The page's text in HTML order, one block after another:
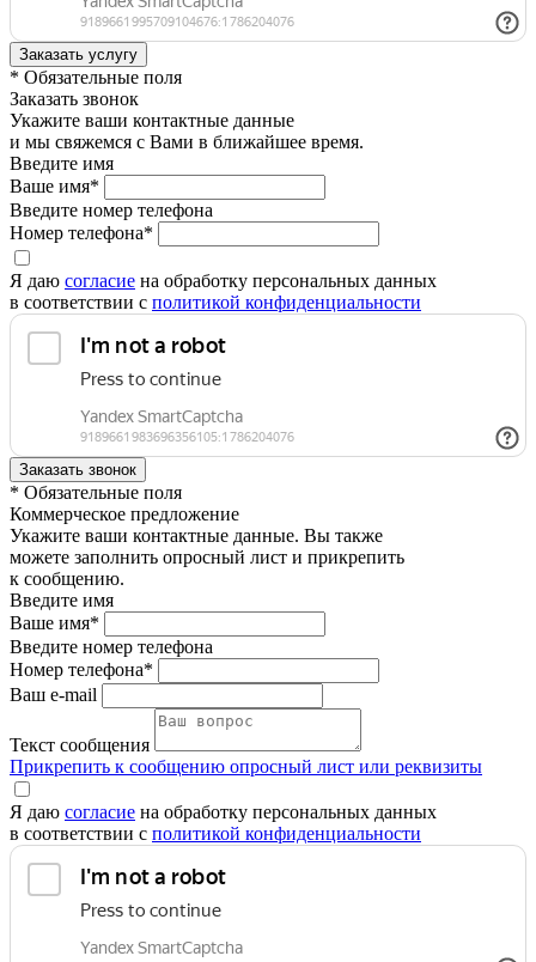
* Обязательные поля
Заказать звонок
Укажите ваши контактные данные
и мы свяжемся с Вами в ближайшее время.
Введите имя
Ваше имя*
Введите номер телефона
Номер телефона*
Я даю согласие на обработку персональных данных
в соответствии с политикой конфиденциальности
* Обязательные поля
Коммерческое предложение
Укажите ваши контактные данные. Вы также
можете заполнить опросный лист и прикрепить
к сообщению.
Введите имя
Ваше имя*
Введите номер телефона
Номер телефона*
Ваш e-mail
Текст сообщения
Прикрепить к сообщению опросный лист или реквизиты
Я даю согласие на обработку персональных данных
в соответствии с политикой конфиденциальности